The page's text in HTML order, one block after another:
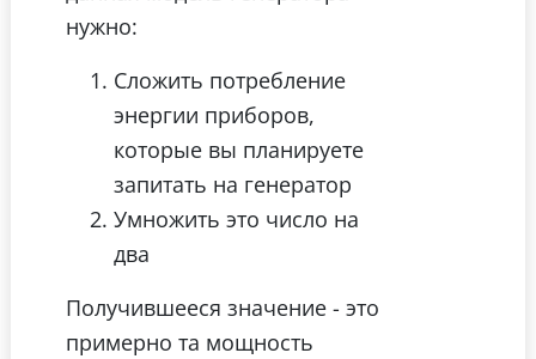
нужно:
Сложить потребление
энергии приборов,
которые вы планируете
запитать на генератор
Умножить это число на
два
Получившееся значение - это
примерно та мощность